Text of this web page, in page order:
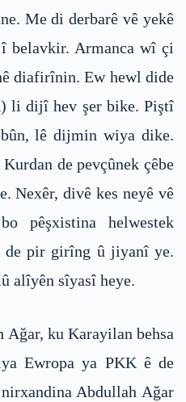
Me di derbarê vê yekê
belavkir. Armanca wî çi
diafirînin. Ew hewl dide
li dijî hev şer bike. Piştî
lê dijmin wiya dike.
de pevçûnek çêbe
Nexêr, divê kes neyê vê
pêşxistina helwestek
de pir girîng û jiyanî ye.
alîyên sîyasî heye.
ku Karayilan behsa
Ewropa ya PKK ê de
Abdullah Ağar